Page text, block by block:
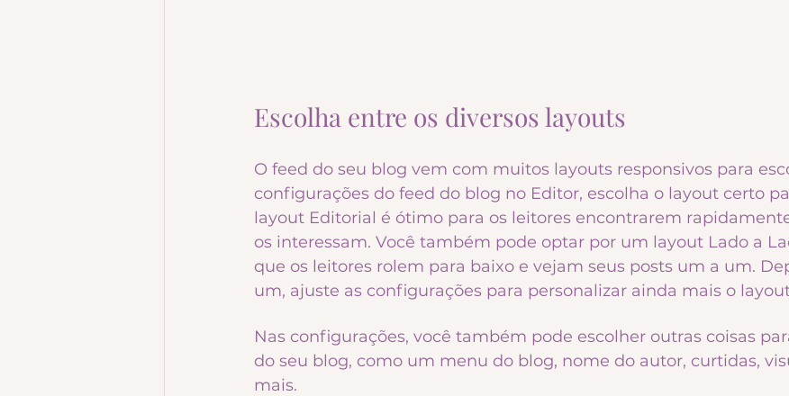
Escolha entre os diversos layouts
O feed do seu blog vem com muitos layouts responsivos para
configurações do feed do blog no Editor, escolha o layout certo
layout Editorial é ótimo para os leitores encontrarem
os interessam. Você também pode optar por um layout Lado a
que os leitores rolem para baixo e vejam seus posts um a um.
um, ajuste as configurações para personalizar ainda mais o
​​Nas configurações, você também pode escolher outras coisas
do seu blog, como um menu do blog, nome do autor, curtidas,
mais.